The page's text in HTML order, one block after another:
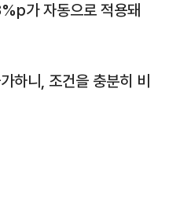
가 자동으로 적용돼
하니, 조건을 충분히 비